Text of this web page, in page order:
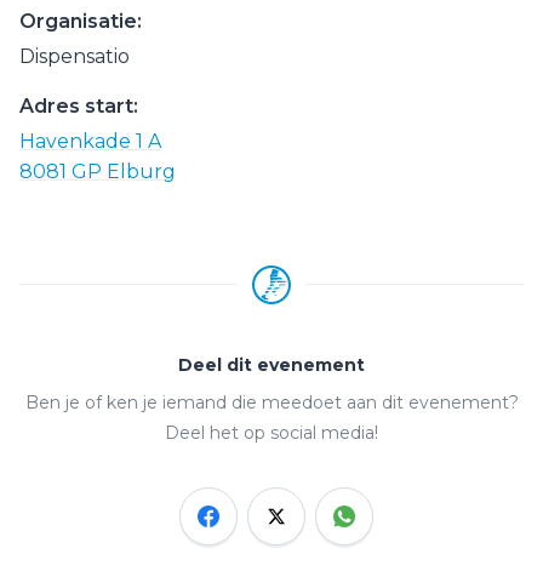
Organisatie:
Dispensatio
Adres start:
Havenkade 1 A
8081 GP Elburg
Deel dit evenement
Ben je of ken je iemand die meedoet aan dit evenement?
Deel het op social media!